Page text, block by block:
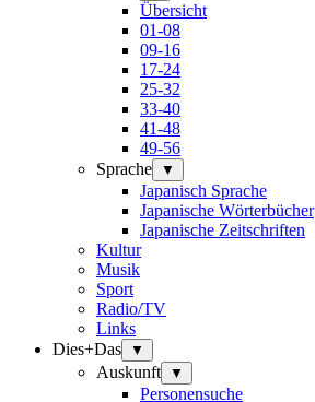
Übersicht
01-08
09-16
17-24
25-32
33-40
41-48
49-56
Sprache
▼
Japanisch Sprache
Japanische Wörterbücher
Japanische Zeitschriften
Kultur
Musik
Sport
Radio/TV
Links
Dies+Das
▼
Auskunft ▼
Personensuche